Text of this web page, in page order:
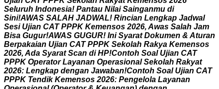
Seluruh Indonesia! Pantau Nilai Sainganmu di
Sini!AWAS SALAH JADWAL! Rincian Lengkap Jadwal
Sesi Ujian CAT PPPK Kemensos 2026, Awas Salah Jam
Bisa Gugur!AWAS GUGUR! Ini Syarat Dokumen & Aturan
Berpakaian Ujian CAT PPPK Sekolah Rakya Kemensos
2026, Ada Syarat Scan di HP!Contoh Soal Ujian CAT
PPPK Operator Layanan Operasional Sekolah Rakyat
2026: Lengkap dengan Jawaban!Contoh Soal Ujian CAT
PPPK Tendik Kemensos 2026: Pengelola Layanan